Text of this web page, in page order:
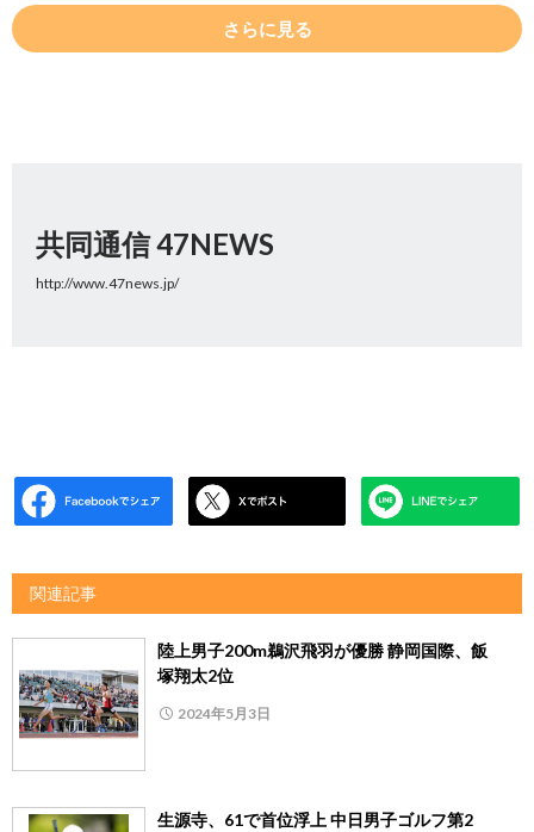
さらに見る
共同通信 47NEWS
http://www.47news.jp/
関連記事
陸上男子200m鵜沢飛羽が優勝 静岡国際、飯
塚翔太2位
2024年5月3日
生源寺、61で首位浮上 中日男子ゴルフ第2